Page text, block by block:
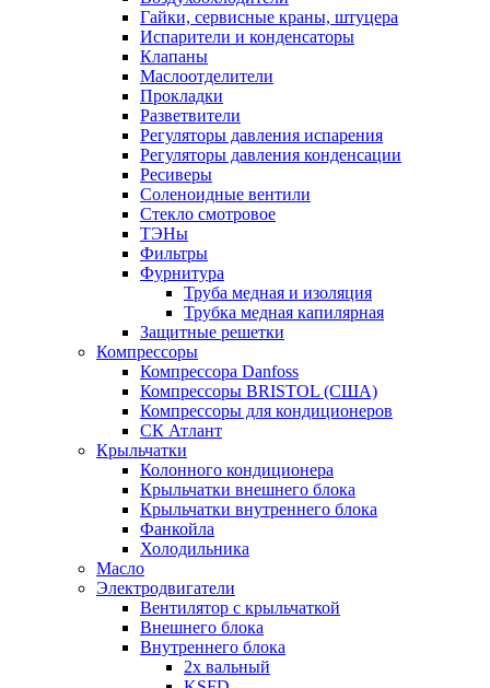
Гайки, сервисные краны, штуцера
Испарители и конденсаторы
Клапаны
Маслоотделители
Прокладки
Разветвители
Регуляторы давления испарения
Регуляторы давления конденсации
Ресиверы
Соленоидные вентили
Стекло смотровое
ТЭНы
Фильтры
Фурнитура
Труба медная и изоляция
Трубка медная капилярная
Защитные решетки
Компрессоры
Компрессора Danfoss
Компрессоры BRISTOL (США)
Компрессоры для кондиционеров
СК Атлант
Крыльчатки
Колонного кондиционера
Крыльчатки внешнего блока
Крыльчатки внутреннего блока
Фанкойла
Холодильника
Масло
Электродвигатели
Вентилятор с крыльчаткой
Внешнего блока
Внутреннего блока
2х вальный